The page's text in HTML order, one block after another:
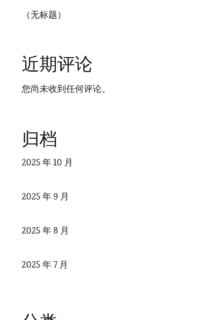
（无标题）
近期评论
您尚未收到任何评论。
归档
2025 年 10 月
2025 年 9 月
2025 年 8 月
2025 年 7 月